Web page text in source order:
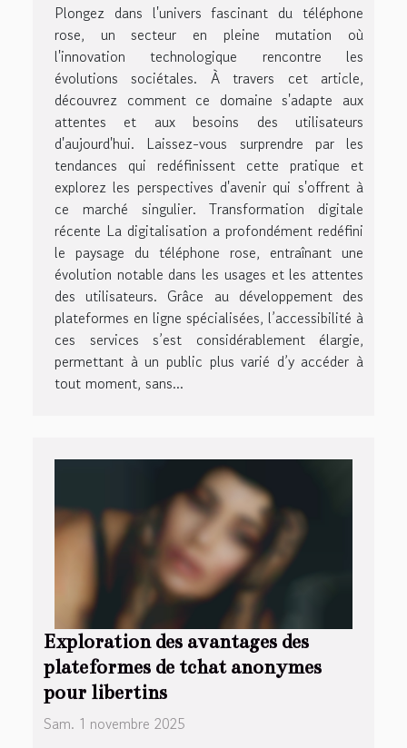
Plongez dans l'univers fascinant du téléphone
rose, un secteur en pleine mutation où
l'innovation technologique rencontre les
évolutions sociétales. À travers cet article,
découvrez comment ce domaine s'adapte aux
attentes et aux besoins des utilisateurs
d'aujourd'hui. Laissez-vous surprendre par les
tendances qui redéfinissent cette pratique et
explorez les perspectives d'avenir qui s'offrent à
ce marché singulier. Transformation digitale
récente La digitalisation a profondément redéfini
le paysage du téléphone rose, entraînant une
évolution notable dans les usages et les attentes
des utilisateurs. Grâce au développement des
plateformes en ligne spécialisées, l’accessibilité à
ces services s’est considérablement élargie,
permettant à un public plus varié d’y accéder à
tout moment, sans...
Exploration des avantages des
plateformes de tchat anonymes
pour libertins
Sam. 1 novembre 2025